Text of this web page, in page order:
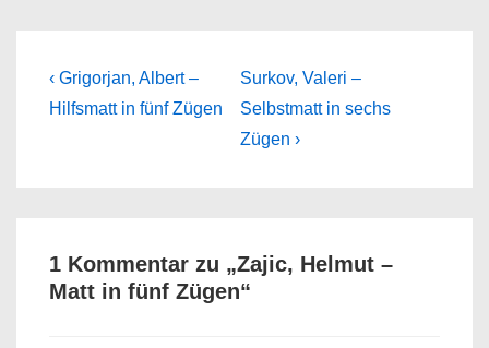
Beitragsnavigation
Previous
Post
‹ Grigorjan, Albert –
Hilfsmatt in fünf Zügen
Next
Post
is
Surkov, Valeri –
Selbstmatt in sechs
Zügen ›
1 Kommentar zu „Zajic, Helmut –
Matt in fünf Zügen“